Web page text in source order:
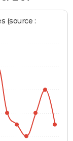
(source :